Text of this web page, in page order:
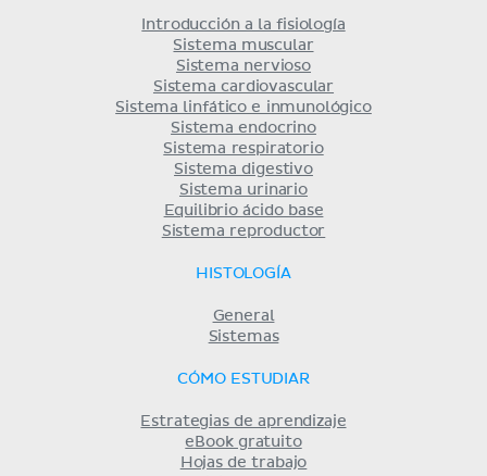
Introducción a la fisiología
Sistema muscular
Sistema nervioso
Sistema cardiovascular
Sistema linfático e inmunológico
Sistema endocrino
Sistema respiratorio
Sistema digestivo
Sistema urinario
Equilibrio ácido base
Sistema reproductor
HISTOLOGÍA
General
Sistemas
CÓMO ESTUDIAR
Estrategias de aprendizaje
eBook gratuito
Hojas de trabajo